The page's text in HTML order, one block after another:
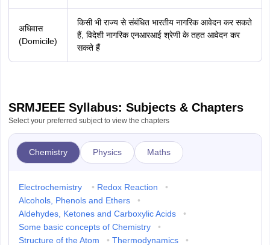
अधिवास
(Domicile)
किसी भी राज्य से संबंधित भारतीय नागरिक आवेदन कर सकते
हैं, विदेशी नागरिक एनआरआई श्रेणी के तहत आवेदन कर
सकते हैं
SRMJEEE Syllabus: Subjects & Chapters
Select your preferred subject to view the chapters
Chemistry Physics Maths
Electrochemistry • Redox Reaction
•
Alcohols, Phenols and Ethers
•
Aldehydes, Ketones and Carboxylic Acids
•
Some basic concepts of Chemistry
•
Structure of the Atom
• Thermodynamics
•